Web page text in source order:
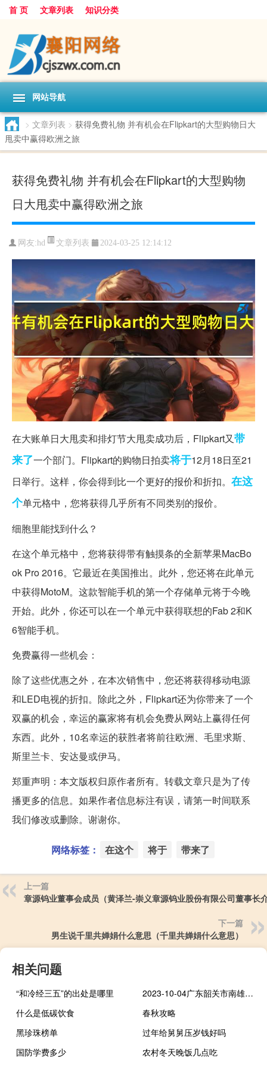
首 页 文章列表 知识分类
网站导航
> 文章列表 > 获得免费礼物 并有机会在Flipkart的大型购物日大
甩卖中赢得欧洲之旅
获得免费礼物 并有机会在Flipkart的大型购物
日大甩卖中赢得欧洲之旅
网友:hd 文章列表 2024-03-25 12:14:12
在大账单日大甩卖和排灯节大甩卖成功后，Flipkart又带
来了一个部门。Flipkart的购物日拍卖将于12月18日至21
日举行。这样，你会得到比一个更好的报价和折扣。 在这
个单元格中，您将获得几乎所有不同类别的报价。
细胞里能找到什么？
在这个单元格中，您将获得带有触摸条的全新苹果MacBo
ok Pro 2016。它最近在美国推出。此外，您还将在此单元
中获得MotoM。这款智能手机的第一个存储单元将于今晚
开始。此外，你还可以在一个单元中获得联想的Fab 2和K
6智能手机。
免费赢得一些机会：
除了这些优惠之外，在本次销售中，您还将获得移动电源
和LED电视的折扣。除此之外，Flipkart还为你带来了一个
双赢的机会，幸运的赢家将有机会免费从网站上赢得任何
东西。此外，10名幸运的获胜者将前往欧洲、毛里求斯、
斯里兰卡、安达曼或伊马。
郑重声明：本文版权归原作者所有。转载文章只是为了传
播更多的信息。如果作者信息标注有误，请第一时间联系
我们修改或删除。谢谢你。
网络标签： 在这个 将于 带来了
上一篇
章源钨业董事会成员（黄泽兰-崇义章源钨业股份有限公司董事长
下一篇
男生说千里共婵娟什么意思（千里共婵娟什么意思）
相关问题
“和冷经三五”的出处是哪里
2023-10-04广东韶关市南雄市(松树菌)的报价是多少
什么是低碳饮食
春秋攻略
黑珍珠榜单
过年给舅舅压岁钱好吗
国防学费多少
农村冬天晚饭几点吃